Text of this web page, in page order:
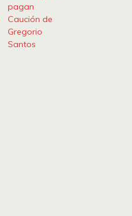
pagan
Caución de
Gregorio
Santos